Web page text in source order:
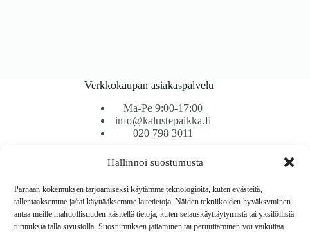
Hallinnoi suostumusta
Parhaan kokemuksen tarjoamiseksi käytämme teknologioita, kuten evästeitä,
tallentaaksemme ja/tai käyttääksemme laitetietoja. Näiden tekniikoiden hyväksyminen
antaa meille mahdollisuuden käsitellä tietoja, kuten selauskäyttäytymistä tai yksilöllisiä
tunnuksia tällä sivustolla. Suostumuksen jättäminen tai peruuttaminen voi vaikuttaa
Verkkokaupan asiakaspalvelu
Ma-Pe 9:00-17:00
info@kalustepaikka.fi
020 798 3011
Tavarantoimitus / Maksutavat
Toimitustavat
Maksutavat
Vaihto ja palautus
Reklamaatiot